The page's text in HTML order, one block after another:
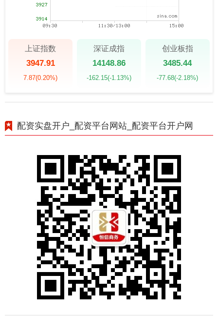
上证指数
3947.91
7.87(0.20%)
深证成指
14148.86
-162.15(-1.13%)
创业板指
3485.44
-77.68(-2.18%)
配资实盘开户_配资平台网站_配资平台开户网